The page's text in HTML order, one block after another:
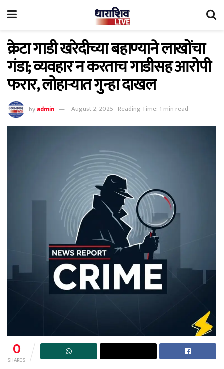
क्रेटा गाडी खरेदीच्या बहाण्याने लाखोंचा
गंडा; व्यवहार न करताच गाडीसह आरोपी
फरार, लोहाऱ्यात गुन्हा दाखल
byadmin August 2, 2025 Reading Time: 1 min read
0
SHARES